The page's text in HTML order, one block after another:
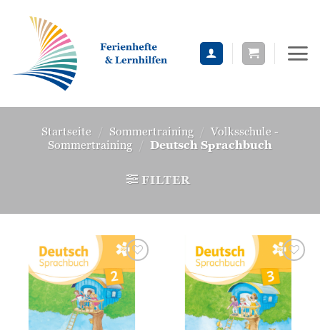
springen
Startseite / Sommertraining / Volksschule -
Sommertraining / Deutsch Sprachbuch
FILTER
Zur
Wunschliste
hinzufügen
Zur
Wunschliste
hinzufügen